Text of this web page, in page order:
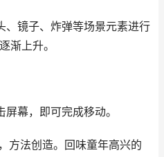
、镜子、炸弹等场景元素进行
渐上升。
幕，即可完成移动。
方法创造。回味童年高兴的